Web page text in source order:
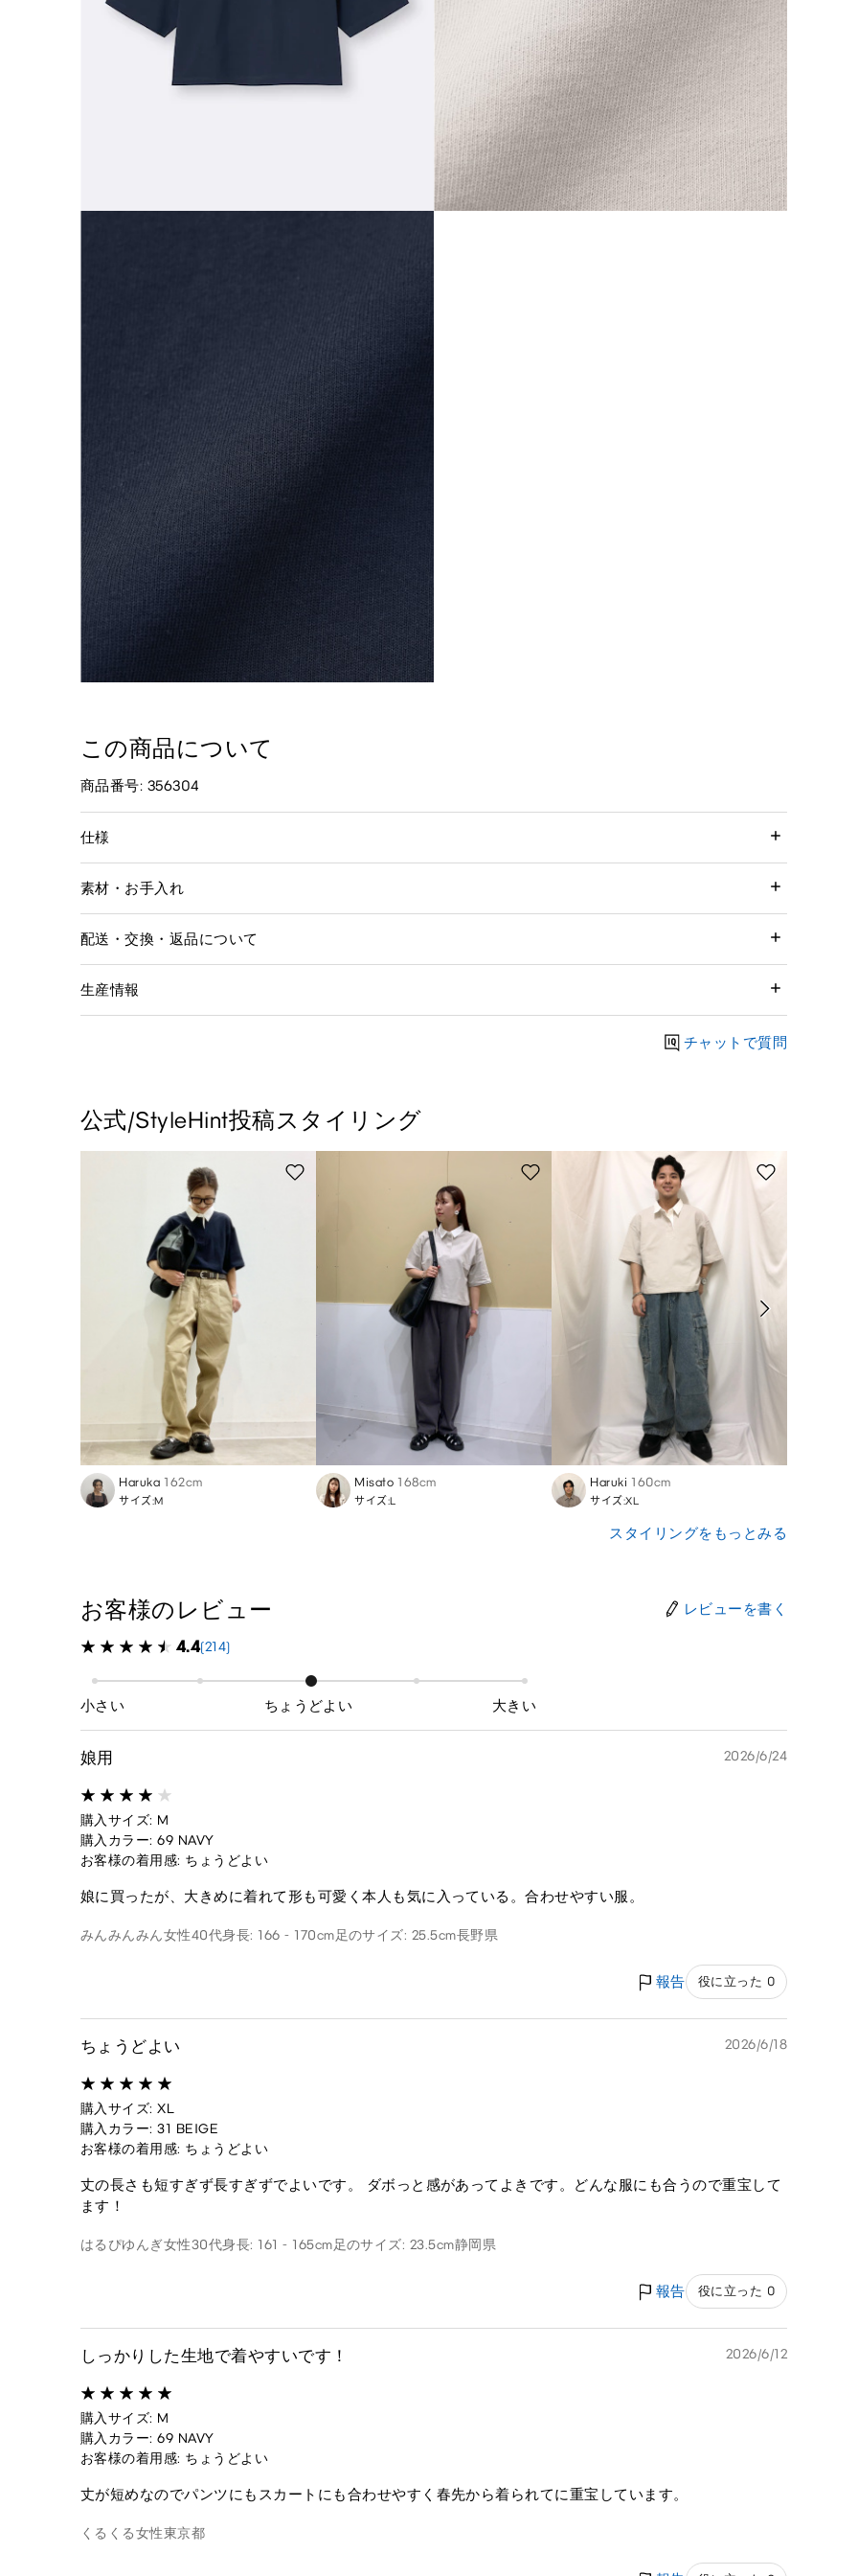
この商品について
商品番号: 356304
仕様
素材・お手入れ
配送・交換・返品について
生産情報
チャットで質問
公式/StyleHint投稿スタイリング
Haruka 162cm
サイズ:M
Misato 168cm
サイズ:L
Haruki 160cm
サイズ:XL
スタイリングをもっとみる
お客様のレビュー レビューを書く
4.4(214)
小さい ちょうどよい 大きい
娘用 2026/6/24
購入サイズ: M
購入カラー: 69 NAVY
お客様の着用感: ちょうどよい
娘に買ったが、大きめに着れて形も可愛く本人も気に入っている。合わせやすい服。
みんみんみん女性40代身長: 166 - 170cm足のサイズ: 25.5cm長野県
報告 役に立った 0
ちょうどよい 2026/6/18
購入サイズ: XL
購入カラー: 31 BEIGE
お客様の着用感: ちょうどよい
丈の長さも短すぎず長すぎずでよいです。 ダボっと感があってよきです。どんな服にも合うので重宝して
ます！
はるぴゆんぎ女性30代身長: 161 - 165cm足のサイズ: 23.5cm静岡県
報告 役に立った 0
しっかりした生地で着やすいです！ 2026/6/12
購入サイズ: M
購入カラー: 69 NAVY
お客様の着用感: ちょうどよい
丈が短めなのでパンツにもスカートにも合わせやすく春先から着られてに重宝しています。
くるくる女性東京都